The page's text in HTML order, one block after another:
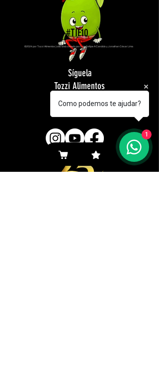
Síguela
Tozzi Alimentos
en tus redes
#TIÉ10
©2024 por Tozzi Alimentos | sitio web creado por Luiz Fellipe A Candido y Jonathan César Lima
Como podemos te ajudar?
1